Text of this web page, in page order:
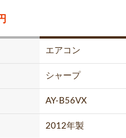
エアコン
シャープ
AY-B56VX
2012年製